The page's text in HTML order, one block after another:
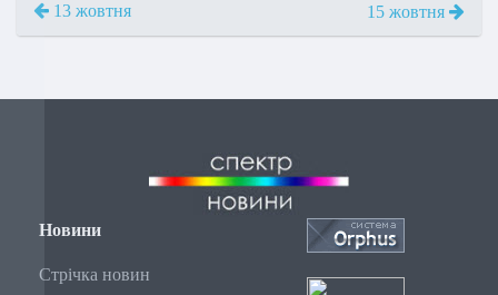
13 жовтня 15 жовтня
Новини
Стрічка новин